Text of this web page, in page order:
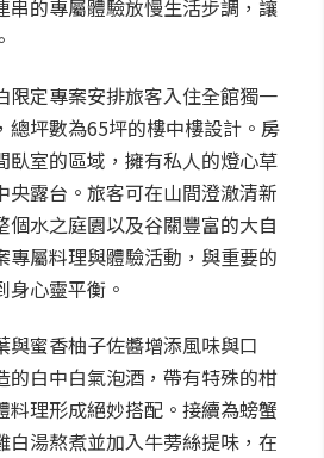
串的專屬體驗放慢生活步調，讓
限定專案安排旅客入住全館獨一
總坪數為65坪的樓中樓設計。房
臥室的區域，擁有私人的燈心草
央露台。旅客可在山間澄澈清新
個水之庭園以及谷關豐富的大自
專屬料理與體驗活動，與重要的
身心靈平衡。
與蜜香柚子佐醬增添風味與口
的白中白氣泡酒，帶有特殊的柑
料理形成絕妙搭配。接續為螃蟹
白湯熬煮並加入牛蒡絲提味，在